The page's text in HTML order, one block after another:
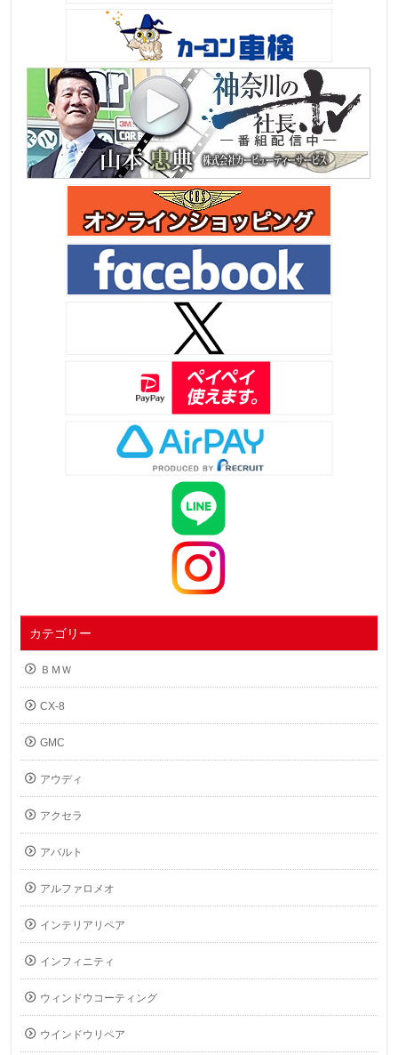
カテゴリー
ＢＭＷ
CX-8
GMC
アウディ
アクセラ
アバルト
アルファロメオ
インテリアリペア
インフィニティ
ウィンドウコーティング
ウインドウリペア